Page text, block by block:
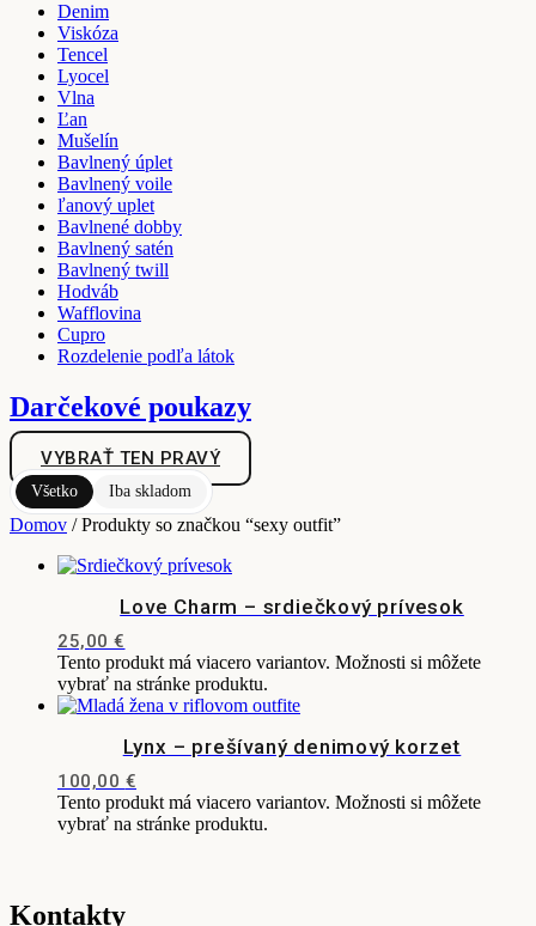
Denim
Viskóza
Tencel
Lyocel
Vlna
Ľan
Mušelín
Bavlnený úplet
Bavlnený voile
ľanový uplet
Bavlnené dobby
Bavlnený satén
Bavlnený twill
Hodváb
Wafflovina
Cupro
Rozdelenie podľa látok
Darčekové poukazy
VYBRAŤ TEN PRAVÝ
Všetko Iba skladom
Domov / Produkty so značkou “sexy outfit”
Love Charm – srdiečkový prívesok
25,00 €
Tento produkt má viacero variantov. Možnosti si môžete
vybrať na stránke produktu.
Lynx – prešívaný denimový korzet
100,00 €
Tento produkt má viacero variantov. Možnosti si môžete
vybrať na stránke produktu.
Kontakty